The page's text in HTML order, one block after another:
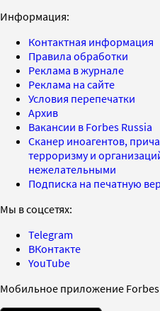
Информация:
Контактная информация
Правила обработки
Реклама в журнале
Реклама на сайте
Условия перепечатки
Архив
Вакансии в Forbes Russia
Сканер иноагентов,
терроризму и
нежелательными
Подписка на печатную
Мы в соцсетях:
Telegram
ВКонтакте
YouTube
Мобильное приложение Forbes